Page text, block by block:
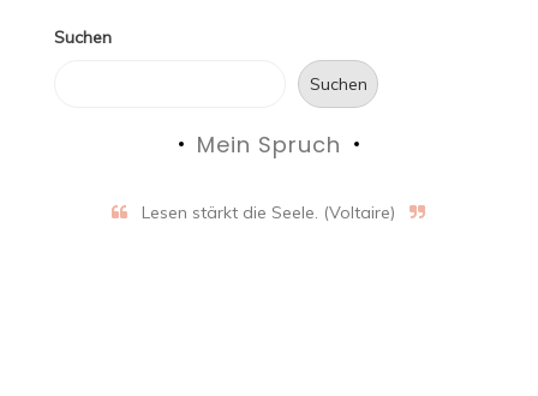
Suchen
Suchen
Mein Spruch
Lesen stärkt die Seele. (Voltaire)